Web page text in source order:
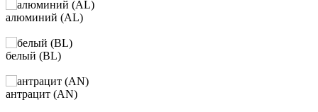
алюминий (AL)
белый (BL)
антрацит (AN)